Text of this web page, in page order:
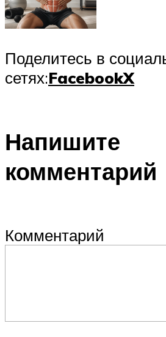
Поделитесь в
сетях:FacebookX
Напишите
комментарий
Комментарий